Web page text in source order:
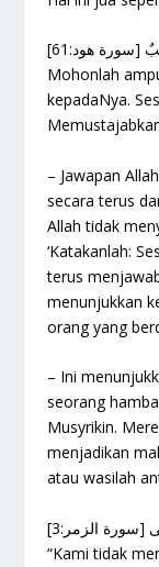
[سورة هود:61]
Mohonlah
kepadaNya.
– Jawapan
secara terus
Allah tidak
‘Katakanlah:
terus
menunjukkan
orang yang
– Ini
seorang
Musyrikin.
menjadikan
atau wasilah
[سورة الزمر:3]
“Kami tidak